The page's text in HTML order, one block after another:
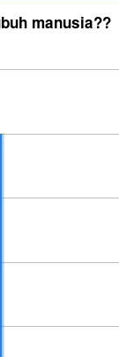
manusia??